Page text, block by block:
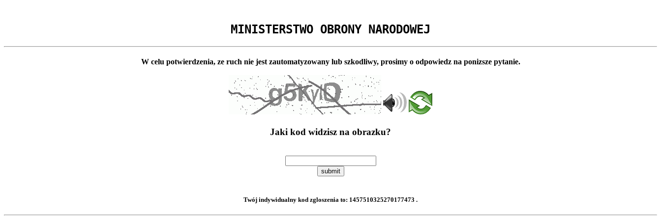
MINISTERSTWO OBRONY NARODOWEJ
W celu potwierdzenia, ze ruch nie jest zautomatyzowany lub szkodliwy, prosimy o odpowiedz na ponizsze pytanie.
Jaki kod widzisz na obrazku?
submit
Twój indywidualny kod zgloszenia to: 1457510325270177473 .